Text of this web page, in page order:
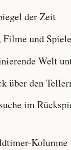
der Zeit
und
Welt
den
im
Kolumne